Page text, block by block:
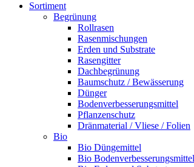
Sortiment
Begrünung
Rollrasen
Rasenmischungen
Erden und Substrate
Rasengitter
Dachbegrünung
Baumschutz / Bewässerung
Dünger
Bodenverbesserungsmittel
Pflanzenschutz
Dränmaterial / Vliese / Folien
Bio
Bio Düngemittel
Bio Bodenverbesserungsmittel